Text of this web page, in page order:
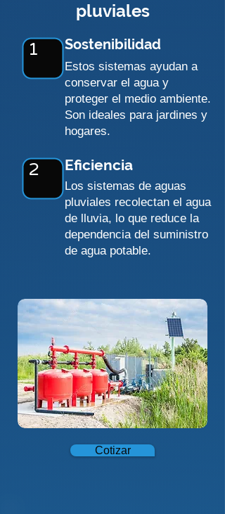
pluviales
1 Sostenibilidad
Estos sistemas ayudan a
conservar el agua y
proteger el medio ambiente.
Son ideales para jardines y
hogares.
2 Eficiencia
Los sistemas de aguas
pluviales recolectan el agua
de lluvia, lo que reduce la
dependencia del suministro
de agua potable.
Cotizar